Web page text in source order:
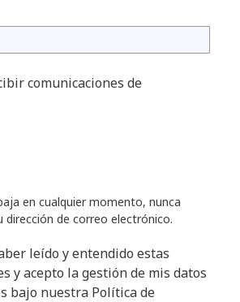
comunicaciones de
en cualquier momento, nunca
de correo electrónico.
leído y entendido estas
y acepto la gestión de mis datos
bajo nuestra Política de